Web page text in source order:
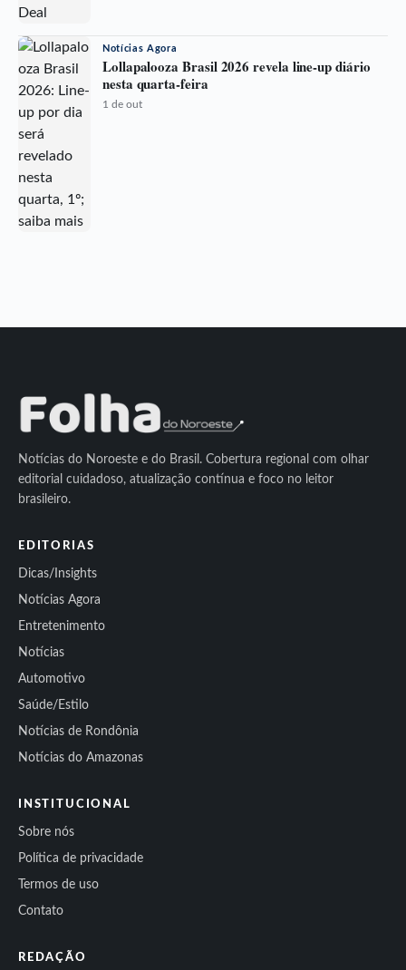
Notícias Agora
Lollapalooza Brasil 2026 revela line-up diário
nesta quarta-feira
1 de out
Notícias do Noroeste e do Brasil. Cobertura regional com olhar
editorial cuidadoso, atualização contínua e foco no leitor
brasileiro.
EDITORIAS
Dicas/Insights
Notícias Agora
Entretenimento
Notícias
Automotivo
Saúde/Estilo
Notícias de Rondônia
Notícias do Amazonas
INSTITUCIONAL
Sobre nós
Política de privacidade
Termos de uso
Contato
REDAÇÃO